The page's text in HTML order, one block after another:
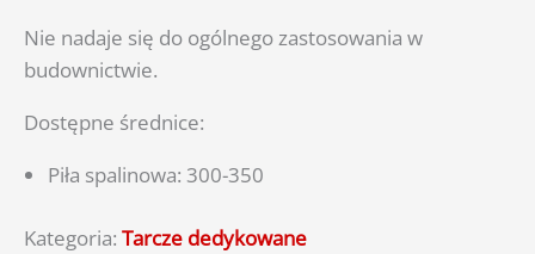
Nie nadaje się do ogólnego zastosowania w
budownictwie.
Dostępne średnice:
Piła spalinowa: 300-350
Kategoria: Tarcze dedykowane